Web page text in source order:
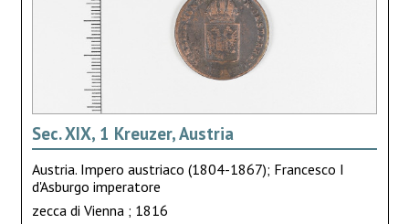
Sec. XIX, 1 Kreuzer, Austria
Austria. Impero austriaco (1804-1867); Francesco I
d'Asburgo imperatore
zecca di Vienna ; 1816